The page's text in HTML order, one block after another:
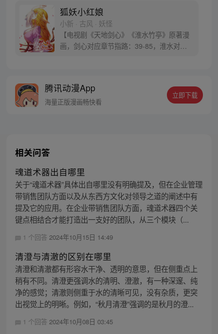
狐妖小红娘
小新 · 古风 · 妖怪
【电视剧《天地剑心》《淮水竹亭》原著漫
画，剑心对应章节指路：39-85，淮水对应
腾讯动漫App
海量正版漫画畅快看
立即下载
相关问答
魂道术器出自哪里
关于“魂道术器”具体出自哪里没有明确提及，但在企业管理
带销售团队方面以及从东西方文化对领导之道的阐述中有
提及它的应用。在企业带销售团队方面，魂道术器四个关
键点相结合才能打造出一支好的团队，从三个模块（...
1 个回答 2024年10月15日 14:49
清澄与清澈的区别在哪里
清澄和清澈都有形容水干净、透明的意思，但在侧重点上
稍有不同。清澄更强调水的清明、澄澈，有一种深邃、纯
净的感觉；清澈则侧重于水的清晰可见，没有杂质，更突
出视觉上的明晰。例如，“秋月清澄”强调的是秋月的澄...
1 个回答 2024年10月08日 03:45